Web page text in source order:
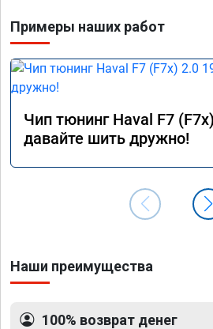
Примеры наших работ
Чип тюнинг Haval F7
давайте шить дружно!
Наши преимущества
100% возврат денег